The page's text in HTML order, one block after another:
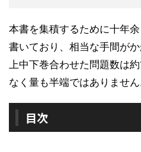
本書を集積するために十年
書いており、相当な手間がか
上中下巻合わせた問題数は
なく量も半端ではありません
目次